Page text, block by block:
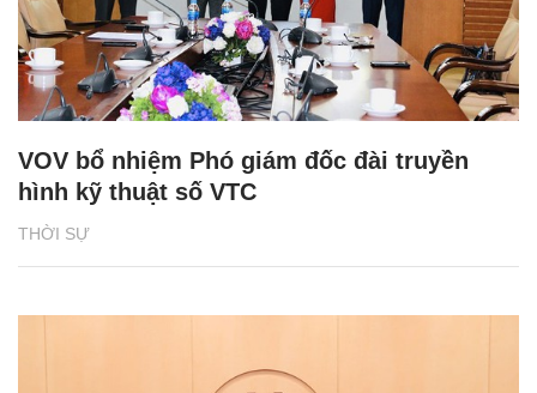
THỜI SỰ
VOV bổ nhiệm Phó giám đốc đài truyền
hình kỹ thuật số VTC